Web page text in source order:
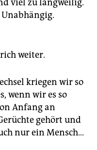
viel zu langweilig.
weiter.
kriegen wir so
wenn wir es so
Anfang an
gehört und
nur ein Mensch...